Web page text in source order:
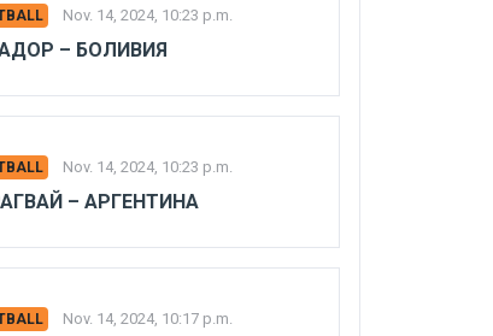
Nov. 14, 2024, 10:23 p.m.
– БОЛИВИЯ
Nov. 14, 2024, 10:23 p.m.
– АРГЕНТИНА
Nov. 14, 2024, 10:17 p.m.